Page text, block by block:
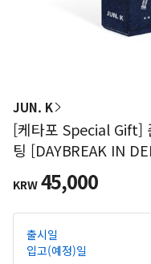
JUN. K
[케타포 Special Gift]
팅 [DAYBREAK IN
KRW 45,000
출시일
입고(예정)일